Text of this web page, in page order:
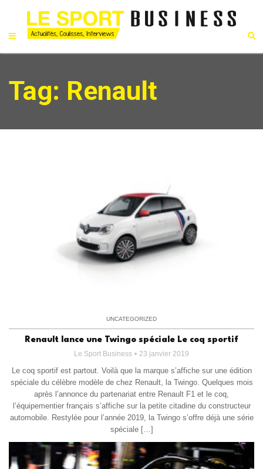
Tag: Renault
UNCATEGORIZED
Renault lance une Twingo spéciale Le coq sportif
Le Sport Business 23 janvier 2019
Le coq sportif est partout. Voilà que la marque s’affiche sur une édition
spéciale du célèbre modèle de chez Renault, la Twingo. Quelques mois
après l’annonce du partenariat entre Renault F1 et le coq,
l’équipementier français s’affiche sur la petite citadine du constructeur
automobile. Restylée pour l’année 2019, la Twingo s’offre déjà une série
spéciale […]